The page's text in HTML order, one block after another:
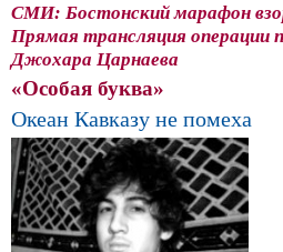
СМИ: Бостонский марафон
Прямая трансляция операции
Джохара Царнаева
«Особая буква»
Океан Кавказу не помеха